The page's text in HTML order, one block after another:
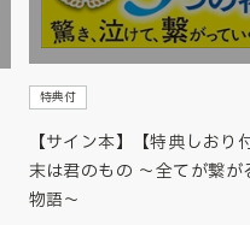
特典付
【サイン本】【特典しおり
末は君のもの ～全てが繋が
物語～